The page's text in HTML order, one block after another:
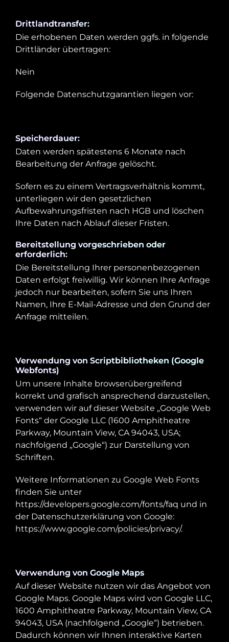
Drittlandtransfer:
Die erhobenen Daten werden ggfs. in folgende
Drittländer übertragen:
Nein
Folgende Datenschutzgarantien liegen vor:
Speicherdauer:
Daten werden spätestens 6 Monate nach
Bearbeitung der Anfrage gelöscht.
Sofern es zu einem Vertragsverhältnis kommt,
unterliegen wir den gesetzlichen
Aufbewahrungsfristen nach HGB und löschen
Ihre Daten nach Ablauf dieser Fristen.
Bereitstellung vorgeschrieben oder
erforderlich:
Die Bereitstellung Ihrer personenbezogenen
Daten erfolgt freiwillig. Wir können Ihre Anfrage
jedoch nur bearbeiten, sofern Sie uns Ihren
Namen, Ihre E-Mail-Adresse und den Grund der
Anfrage mitteilen.
Verwendung von Scriptbibliotheken (Google
Webfonts)
Um unsere Inhalte browserübergreifend
korrekt und grafisch ansprechend darzustellen,
verwenden wir auf dieser Website „Google Web
Fonts“ der Google LLC (1600 Amphitheatre
Parkway, Mountain View, CA 94043, USA;
nachfolgend „Google“) zur Darstellung von
Schriften.
Weitere Informationen zu Google Web Fonts
finden Sie unter
https://developers.google.com/fonts/faq und in
der Datenschutzerklärung von Google:
https://www.google.com/policies/privacy/.
Verwendung von Google Maps
Auf dieser Website nutzen wir das Angebot von
Google Maps. Google Maps wird von Google LLC,
1600 Amphitheatre Parkway, Mountain View, CA
94043, USA (nachfolgend „Google“) betrieben.
Dadurch können wir Ihnen interaktive Karten